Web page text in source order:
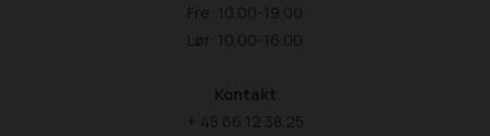
Fre: 10.00-19.00
Lør: 10.00-16.00
Kontakt
+ 45 66 12 38 25